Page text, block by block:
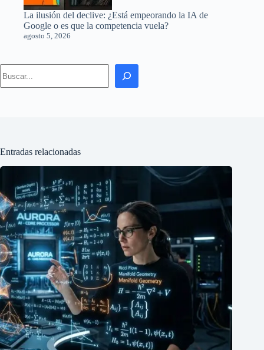
La ilusión del declive: ¿Está empeorando la IA de
Google o es que la competencia vuela?
agosto 5, 2026
Entradas relacionadas